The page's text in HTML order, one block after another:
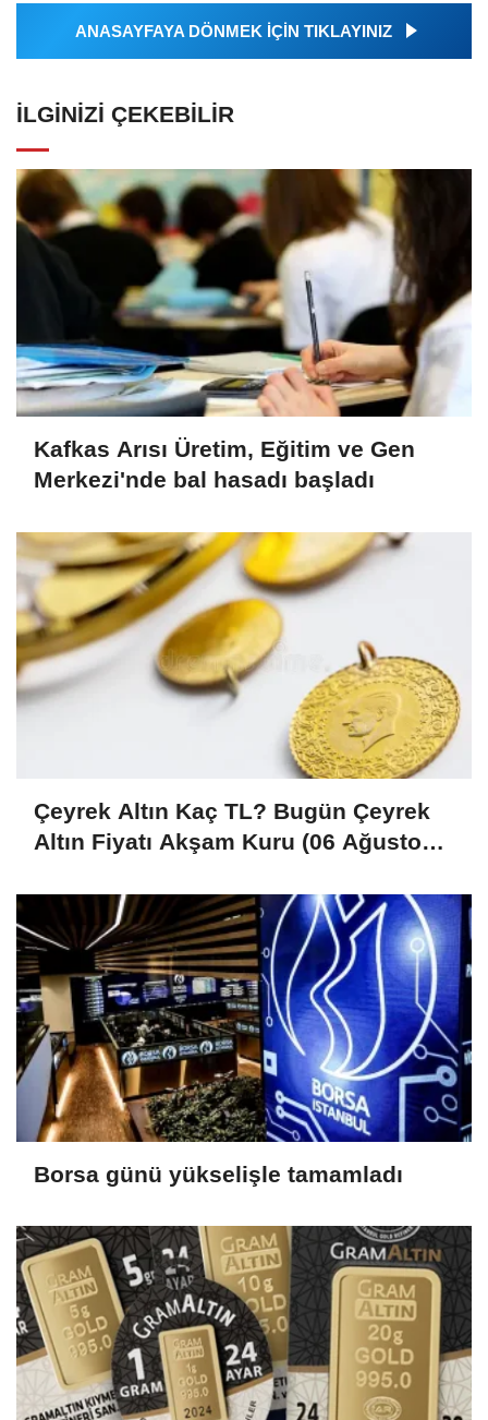
ANASAYFAYA DÖNMEK İÇİN TIKLAYINIZ
İLGINIZI ÇEKEBILIR
Kafkas Arısı Üretim, Eğitim ve Gen
Merkezi'nde bal hasadı başladı
Çeyrek Altın Kaç TL? Bugün Çeyrek
Altın Fiyatı Akşam Kuru (06 Ağustos
Borsa günü yükselişle tamamladı